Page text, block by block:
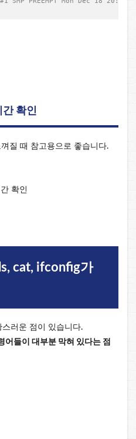
확인
질 때 참고용으로 좋습니다.
확인
cat, ifconfig가
러운 점이 있습니다.
어들이 대부분 막혀 있다는 점